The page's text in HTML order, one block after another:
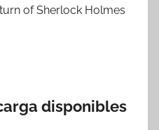
of Sherlock Holmes
disponibles